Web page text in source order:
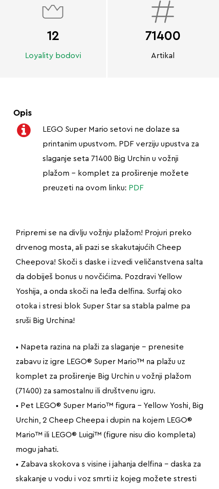
12
Loyality bodovi
71400
Artikal
Opis
LEGO Super Mario setovi ne dolaze sa
printanim upustvom. PDF verziju upustva za
slaganje seta 71400 Big Urchin u vožnji
plažom – komplet za proširenje možete
preuzeti na ovom linku: PDF
Pripremi se na divlju vožnju plažom! Projuri preko
drvenog mosta, ali pazi se skakutajućih Cheep
Cheepova! Skoči s daske i izvedi veličanstvena salta
da dobiješ bonus u novčićima. Pozdravi Yellow
Yoshija, a onda skoči na leđa delfina. Surfaj oko
otoka i stresi blok Super Star sa stabla palme pa
sruši Big Urchina!
• Napeta razina na plaži za slaganje – prenesite
zabavu iz igre LEGO® Super Mario™ na plažu uz
komplet za proširenje Big Urchin u vožnji plažom
(71400) za samostalnu ili društvenu igru.
• Pet LEGO® Super Mario™ figura – Yellow Yoshi, Big
Urchin, 2 Cheep Cheepa i dupin na kojem LEGO®
Mario™ ili LEGO® Luigi™ (figure nisu dio kompleta)
mogu jahati.
• Zabava skokova s visine i jahanja delfina – daska za
skakanje u vodu i voz smrti iz kojeg možete stresti